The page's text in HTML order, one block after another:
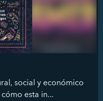
social y económico
esta in...